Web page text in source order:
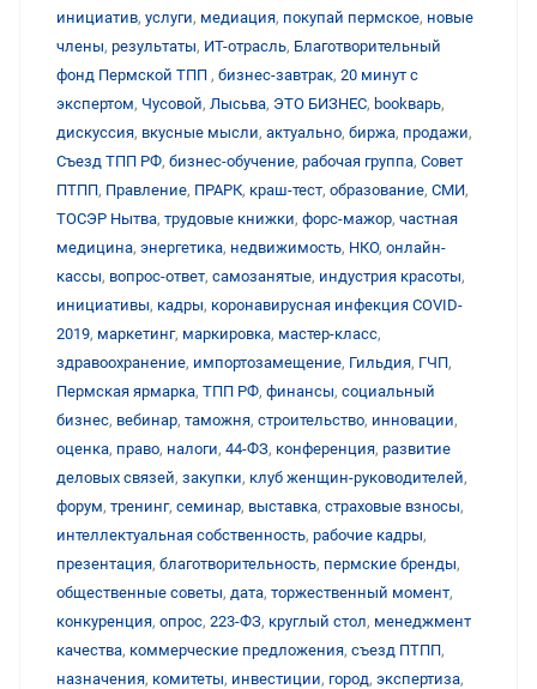
инициатив, услуги, медиация, покупай пермское, новые
члены, результаты, ИТ-отрасль, Благотворительный
фонд Пермской ТПП , бизнес-завтрак, 20 минут с
экспертом, Чусовой, Лысьва, ЭТО БИЗНЕС, bookварь,
дискуссия, вкусные мысли, актуально, биржа, продажи,
Съезд ТПП РФ, бизнес-обучение, рабочая группа, Совет
ПТПП, Правление, ПРАРК, краш-тест, образование, СМИ,
ТОСЭР Нытва, трудовые книжки, форс-мажор, частная
медицина, энергетика, недвижимость, НКО, онлайн-
кассы, вопрос-ответ, самозанятые, индустрия красоты,
инициативы, кадры, коронавирусная инфекция COVID-
2019, маркетинг, маркировка, мастер-класс,
здравоохранение, импортозамещение, Гильдия, ГЧП,
Пермская ярмарка, ТПП РФ, финансы, социальный
бизнес, вебинар, таможня, строительство, инновации,
оценка, право, налоги, 44-ФЗ, конференция, развитие
деловых связей, закупки, клуб женщин-руководителей,
форум, тренинг, семинар, выставка, страховые взносы,
интеллектуальная собственность, рабочие кадры,
презентация, благотворительность, пермские бренды,
общественные советы, дата, торжественный момент,
конкуренция, опрос, 223-ФЗ, круглый стол, менеджмент
качества, коммерческие предложения, съезд ПТПП,
назначения, комитеты, инвестиции, город, экспертиза,